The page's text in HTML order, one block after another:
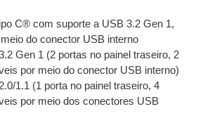
C® com suporte a USB 3.2 Gen 1,
do conector USB interno
Gen 1 (2 portas no painel traseiro, 2
por meio do conector USB interno)
1.1 (1 porta no painel traseiro, 4
por meio dos conectores USB